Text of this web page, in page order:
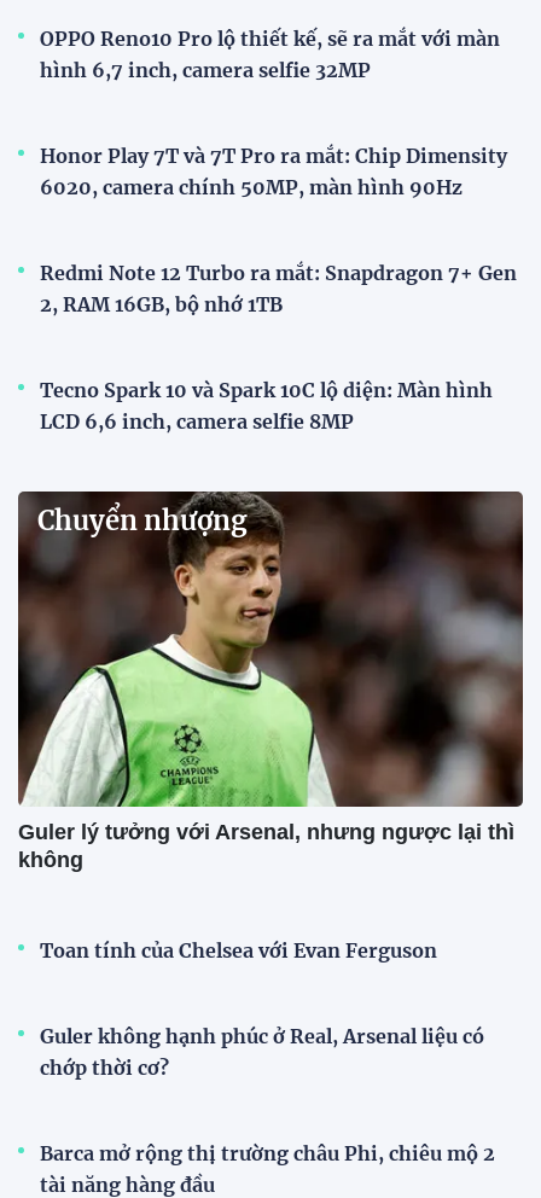
OPPO Reno10 Pro lộ thiết kế, sẽ ra mắt với màn
hình 6,7 inch, camera selfie 32MP
Honor Play 7T và 7T Pro ra mắt: Chip Dimensity
6020, camera chính 50MP, màn hình 90Hz
Redmi Note 12 Turbo ra mắt: Snapdragon 7+ Gen
2, RAM 16GB, bộ nhớ 1TB
Tecno Spark 10 và Spark 10C lộ diện: Màn hình
LCD 6,6 inch, camera selfie 8MP
Chuyển nhượng
Guler lý tưởng với Arsenal, nhưng ngược lại thì
không
Toan tính của Chelsea với Evan Ferguson
Guler không hạnh phúc ở Real, Arsenal liệu có
chớp thời cơ?
Barca mở rộng thị trường châu Phi, chiêu mộ 2
tài năng hàng đầu